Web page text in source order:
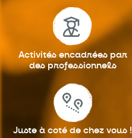
Activités encadrées par
des professionnels
Juste à coté de chez vous !